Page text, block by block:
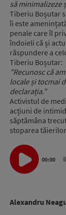
să minimalizeze
Tiberiu Boșutar
îi este
penale care îl
îndoieli că și
răspundere a
Tiberiu Boșutar:
”Recunosc că
locale și tocmai
declarația.”
Activistul de
acțiuni de
săptămâna
stoparea
Audio
Player
00:00
Alexandru